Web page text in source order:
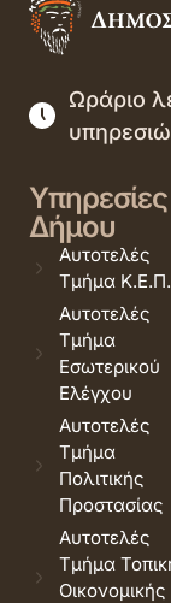
Ωράριο
Υπηρεσίες
Δήμου
Αυτοτελές
Τμήμα Κ.Ε.Π.
Αυτοτελές
Τμήμα
Εσωτερικού
Ελέγχου
Αυτοτελές
Τμήμα
Πολιτικής
Προστασίας
Αυτοτελές
Τμήμα
Οικονομικής